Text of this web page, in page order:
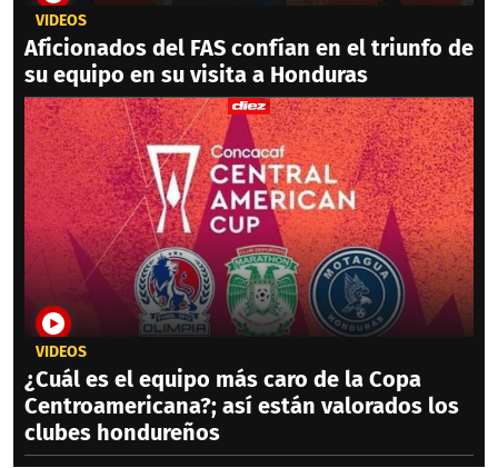
VIDEOS
Aficionados del FAS confían en el triunfo de
su equipo en su visita a Honduras
VIDEOS
¿Cuál es el equipo más caro de la Copa
Centroamericana?; así están valorados los
clubes hondureños